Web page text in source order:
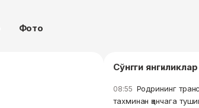
Фото
Сўнгги янгиликлар
08:55 Родрининг
тахминан қанчага